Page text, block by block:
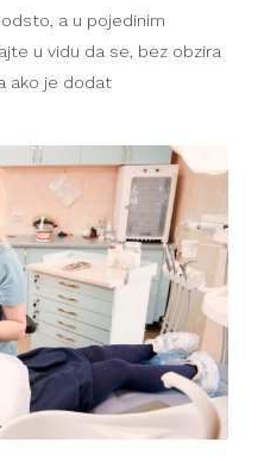
a u pojedinim
u vidu da se, bez obzira
ako je dodat